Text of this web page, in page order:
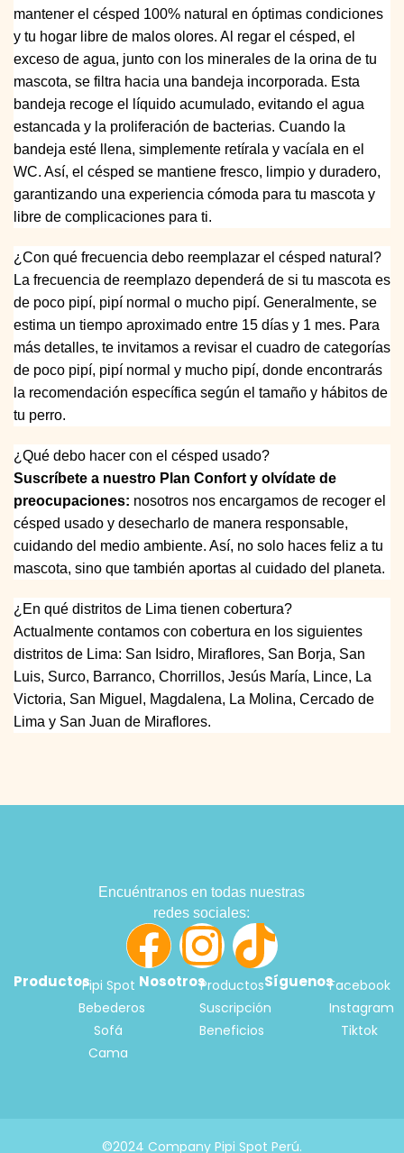
mantener el césped 100% natural en óptimas condiciones
y tu hogar libre de malos olores. Al regar el césped, el
exceso de agua, junto con los minerales de la orina de tu
mascota, se filtra hacia una bandeja incorporada. Esta
bandeja recoge el líquido acumulado, evitando el agua
estancada y la proliferación de bacterias. Cuando la
bandeja esté llena, simplemente retírala y vacíala en el
WC. Así, el césped se mantiene fresco, limpio y duradero,
garantizando una experiencia cómoda para tu mascota y
libre de complicaciones para ti.
¿Con qué frecuencia debo reemplazar el césped natural?
La frecuencia de reemplazo dependerá de si tu mascota es
de poco pipí, pipí normal o mucho pipí. Generalmente, se
estima un tiempo aproximado entre 15 días y 1 mes. Para
más detalles, te invitamos a revisar el cuadro de categorías
de poco pipí, pipí normal y mucho pipí, donde encontrarás
la recomendación específica según el tamaño y hábitos de
tu perro.
¿Qué debo hacer con el césped usado?
Suscríbete a nuestro Plan Confort y olvídate de
preocupaciones: nosotros nos encargamos de recoger el
césped usado y desecharlo de manera responsable,
cuidando del medio ambiente. Así, no solo haces feliz a tu
mascota, sino que también aportas al cuidado del planeta.
¿En qué distritos de Lima tienen cobertura?
Actualmente contamos con cobertura en los siguientes
distritos de Lima: San Isidro, Miraflores, San Borja, San
Luis, Surco, Barranco, Chorrillos, Jesús María, Lince, La
Victoria, San Miguel, Magdalena, La Molina, Cercado de
Lima y San Juan de Miraflores.
Encuéntranos en todas nuestras
redes sociales:
ProductosPipi Spot
Bebederos
Sofá
Cama
NosotrosProductos
Suscripción
Beneficios
SíguenosFacebook
Instagram
Tiktok
©2024 Company Pipi Spot Perú.